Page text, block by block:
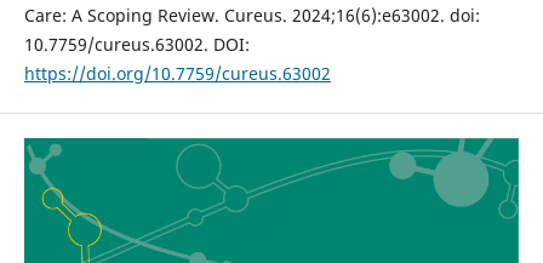
Care: A Scoping Review. Cureus. 2024;16(6):e63002. doi:
10.7759/cureus.63002. DOI:
https://doi.org/10.7759/cureus.63002